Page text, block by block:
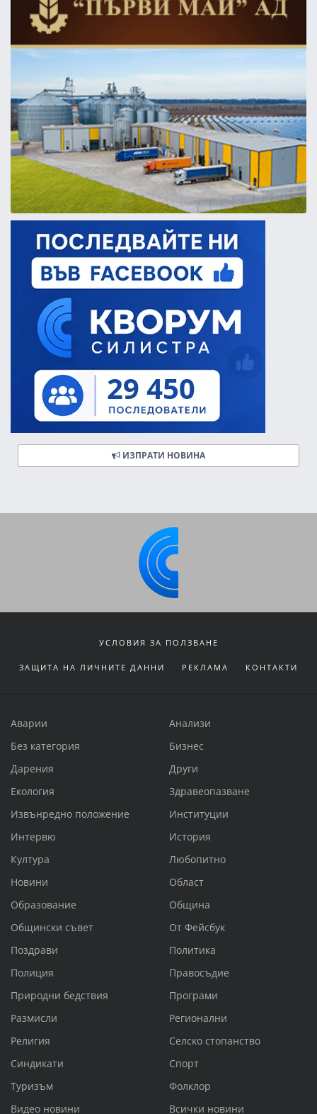
ИЗПРАТИ НОВИНА
УСЛОВИЯ ЗА ПОЛЗВАНЕ
ЗАЩИТА НА ЛИЧНИТЕ ДАННИ РЕКЛАМА КОНТАКТИ
Аварии
Анализи
Без категория
Бизнес
Дарения
Други
Екология
Здравеопазване
Извънредно положение
Институции
Интервю
История
Култура
Любопитно
Новини
Област
Образование
Община
Общински съвет
От Фейсбук
Поздрави
Политика
Полиция
Правосъдие
Природни бедствия
Програми
Размисли
Регионални
Религия
Селско стопанство
Синдикати
Спорт
Туризъм
Фолклор
Видео новини
Всички новини